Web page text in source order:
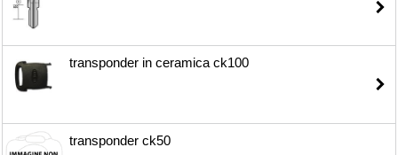
transponder in ceramica ck100
transponder ck50